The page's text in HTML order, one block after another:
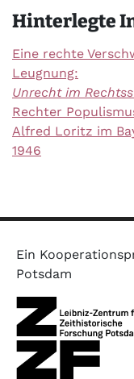
Hinterlegte
Eine rechte
Leugnung:
Unrecht im
Rechter
Alfred Loritz im
1946
Ein
Potsdam